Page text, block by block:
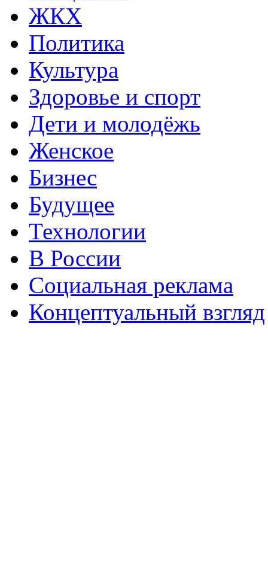
ЖКХ
Политика
Культура
Здоровье и спорт
Дети и молодёжь
Женское
Бизнес
Будущее
Технологии
В России
Социальная реклама
Концептуальный взгляд